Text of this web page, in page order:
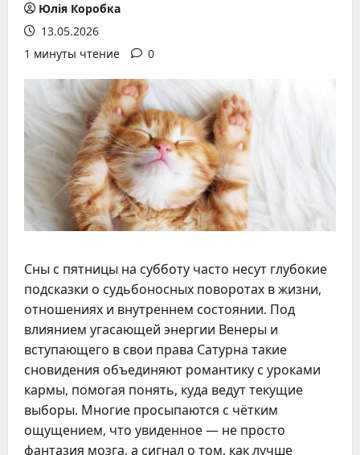
Юлія Коробка
13.05.2026
1 минуты чтение
0
Сны с пятницы на субботу часто несут глубокие
подсказки о судьбоносных поворотах в жизни,
отношениях и внутреннем состоянии. Под
влиянием угасающей энергии Венеры и
вступающего в свои права Сатурна такие
сновидения объединяют романтику с уроками
кармы, помогая понять, куда ведут текущие
выборы. Многие просыпаются с чётким
ощущением, что увиденное — не просто
фантазия мозга, а сигнал о том, как лучше